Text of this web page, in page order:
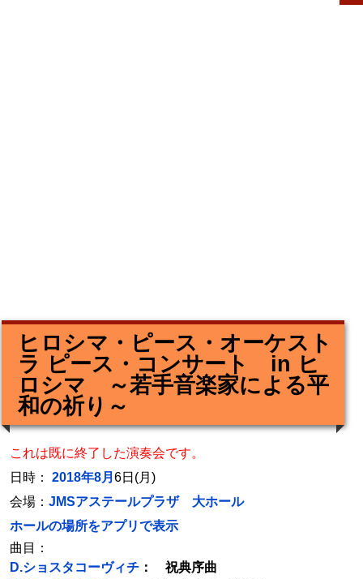
ヒロシマ・ピース・オーケスト
ラ ピース・コンサート in ヒ
ロシマ ～若手音楽家による平
和の祈り～
これは既に終了した演奏会です。
日時： 2018年8月 6日(月)
会場： JMSアステールプラザ 大ホール
ホールの場所をアプリで表示
曲目：
D.ショスタコーヴィチ ： 祝典序曲